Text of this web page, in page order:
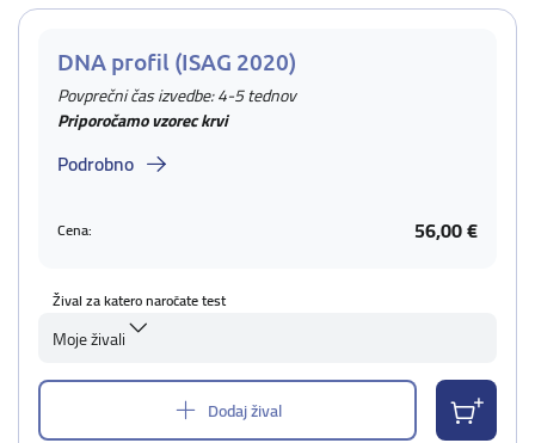
DNA profil (ISAG 2020)
Povprečni čas izvedbe: 4-5 tednov
Priporočamo vzorec krvi
Podrobno
Cena: 56,00 €
Žival za katero naročate test
Moje živali
Dodaj žival